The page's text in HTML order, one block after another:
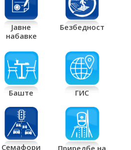
Јавне
набавке
Безбедност
Баште ГИС
Семафори